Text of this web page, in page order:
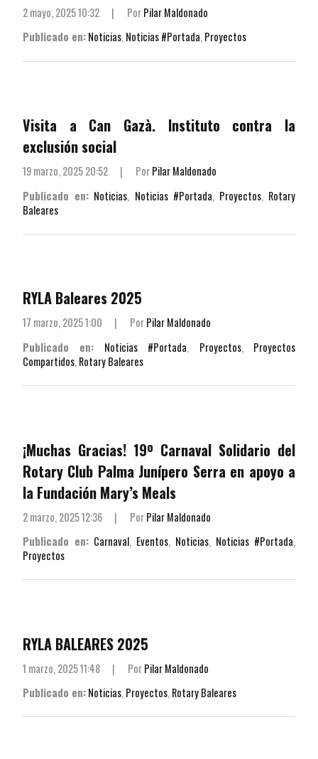
2 mayo, 2025 10:32 | PorPilar Maldonado
Publicado en:Noticias,Noticias #Portada,Proyectos
Visita a Can Gazà. Instituto contra la
exclusión social
19 marzo, 2025 20:52 | PorPilar Maldonado
Publicado en: Noticias, Noticias #Portada, Proyectos, Rotary
Baleares
RYLA Baleares 2025
17 marzo, 2025 1:00 | PorPilar Maldonado
Publicado en:
Noticias #Portada, Proyectos, Proyectos
Compartidos, Rotary Baleares
¡Muchas Gracias! 19º Carnaval Solidario del
Rotary Club Palma Junípero Serra en apoyo a
la Fundación Mary’s Meals
2 marzo, 2025 12:36 | PorPilar Maldonado
Publicado en: Carnaval, Eventos, Noticias, Noticias #Portada,
Proyectos
RYLA BALEARES 2025
1 marzo, 2025 11:48 | PorPilar Maldonado
Publicado en:Noticias, Proyectos, Rotary Baleares